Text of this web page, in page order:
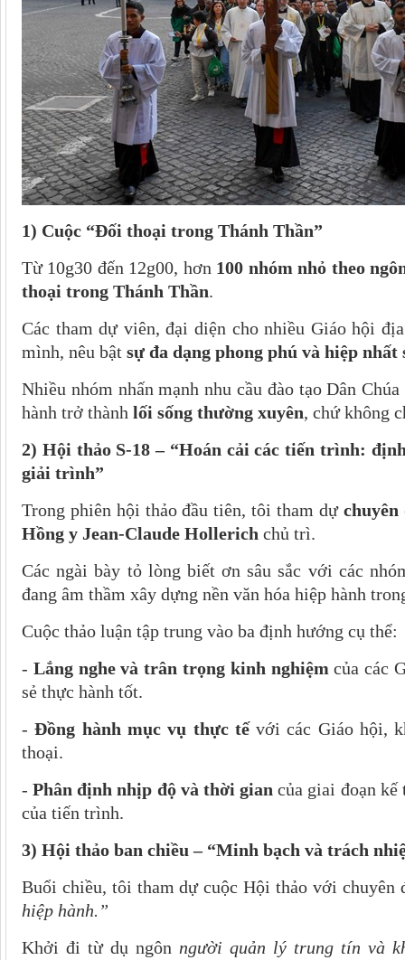
1) Cuộc “Đối thoại trong Thánh Thần”
Từ 10g30 đến 12g00, hơn 100 nhóm nhỏ theo
thoại trong Thánh Thần.
Các tham dự viên, đại diện cho nhiều Giáo hội
mình, nêu bật sự đa dạng phong phú và hiệp nhất
Nhiều nhóm nhấn mạnh nhu cầu đào tạo Dân
hành trở thành lối sống thường xuyên, chứ không
2) Hội thảo S-18 – “Hoán cải các tiến trình:
giải trình”
Trong phiên hội thảo đầu tiên, tôi tham dự chuyên
Hồng y Jean-Claude Hollerich chủ trì.
Các ngài bày tỏ lòng biết ơn sâu sắc với các
đang âm thầm xây dựng nền văn hóa hiệp hành
Cuộc thảo luận tập trung vào ba định hướng cụ thể:
- Lắng nghe và trân trọng kinh nghiệm của các
sẻ thực hành tốt.
-Đồng hành mục vụ thực tếvới các Giáo hội,
thoại.
-Phân định nhịp độ và thời gian của giai đoạn kế
của tiến trình.
3) Hội thảo ban chiều – “Minh bạch và trách
Buổi chiều, tôi tham dự cuộc Hội thảo với chuyên
hiệp hành.”
Khởi đi từ dụ ngôn người quản lý trung tín và